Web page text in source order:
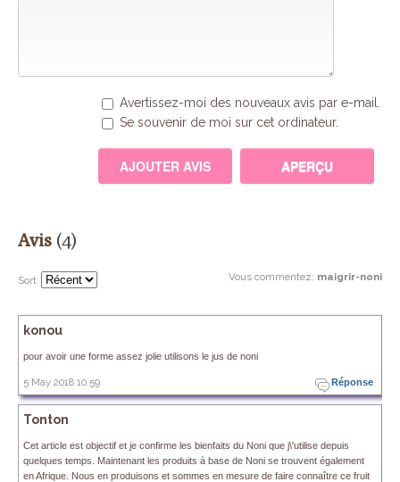
Avertissez-moi des nouveaux avis par e-mail.
Se souvenir de moi sur cet ordinateur.
Avis (4)
Vous commentez: maigrir-noni
Sort
konou
pour avoir une forme assez jolie utilisons le jus de noni
Réponse
5 May 2018 10.59
Tonton
Cet article est objectif et je confirme les bienfaits du Noni que j\'utilise depuis
quelques temps. Maintenant les produits à base de Noni se trouvent également
en Afrique. Nous en produisons et sommes en mesure de faire connaître ce fruit